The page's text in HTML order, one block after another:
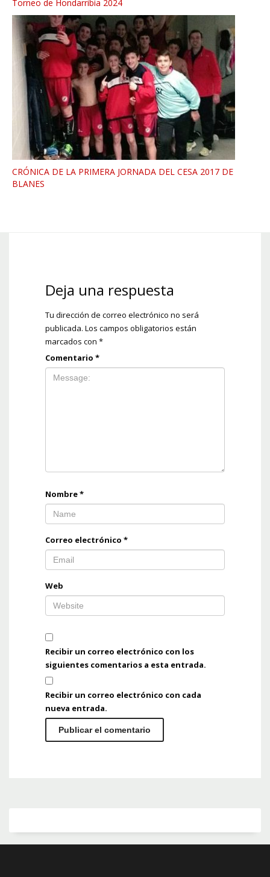
Torneo de Hondarribia 2024
CRÓNICA DE LA PRIMERA JORNADA DEL CESA 2017 DE
BLANES
Deja una respuesta
Tu dirección de correo electrónico no será
publicada. Los campos obligatorios están
marcados con *
Comentario *
Nombre*
Correo electrónico *
Web
Recibir un correo electrónico con los
siguientes comentarios a esta entrada.
Recibir un correo electrónico con cada
nueva entrada.